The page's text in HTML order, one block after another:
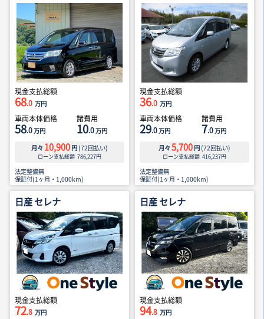
現金支払総額
68.0 万円
車両本体価格
58.0万円
諸費用
10.0万円
月々 10,900 円 (72回払い)
ローン支払総額 786,227円
法定整備無
保証付(1ヶ月・1,000km)
現金支払総額
36.0 万円
車両本体価格
29.0万円
諸費用
7.0万円
月々 5,700 円 (72回払い)
ローン支払総額 416,237円
法定整備無
保証付(1ヶ月・1,000km)
日産 セレナ
現金支払総額
72.8 万円
日産 セレナ
現金支払総額
94.8 万円